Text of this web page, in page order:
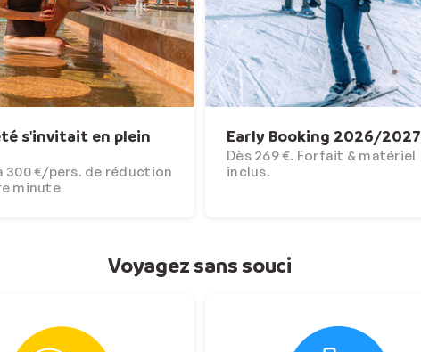
s'invitait en plein
300 €/pers. de réduction
minute
Early Booking 2026/2027
Dès 269 €. Forfait & matériel
inclus.
Voyagez sans souci